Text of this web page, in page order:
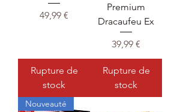
Prix
49,99 €
Rupture de
stock
Premium
Dracaufeu Ex
Prix
39,99 €
Rupture de
stock
Nouveauté